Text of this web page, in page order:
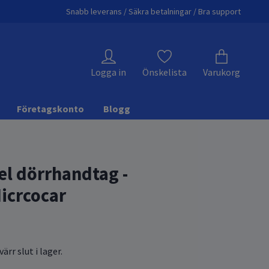
Snabb leverans / Säkra betalningar / Bra support
Logga in Önskelista Varukorg
Företagskonto Blogg
dörrhandtag -
slut i lager.